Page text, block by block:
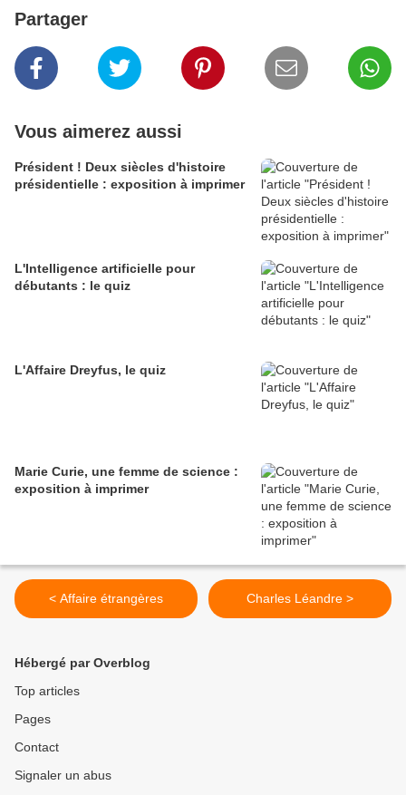
Partager
Vous aimerez aussi
Président ! Deux siècles d'histoire
présidentielle : exposition à imprimer
L'Intelligence artificielle pour
débutants : le quiz
L'Affaire Dreyfus, le quiz
Marie Curie, une femme de science :
exposition à imprimer
< Affaire étrangères Charles Léandre >
Hébergé par Overblog
Top articles
Pages
Contact
Signaler un abus